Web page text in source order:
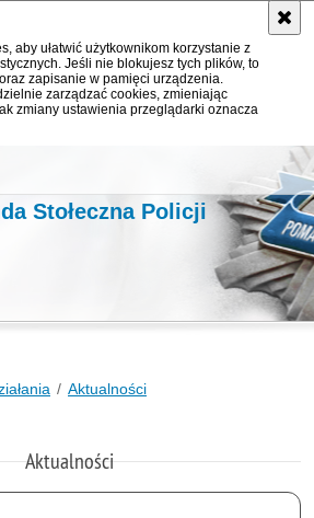
aby ułatwić użytkownikom korzystanie z
Jeśli nie blokujesz tych plików, to
zapisanie w pamięci urządzenia.
zarządzać cookies, zmieniając
zmiany ustawienia przeglądarki oznacza
Stołeczna Policji
Aktualności
Aktualności